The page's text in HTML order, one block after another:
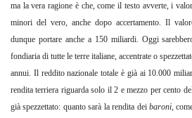
ma la vera ragione è che, come il testo avverte, i
minori del vero, anche dopo accertamento. Il
dunque portare anche a 150 miliardi. Oggi
fondiaria di tutte le terre italiane, accentrate o
annui. Il reddito nazionale totale è già ai 10.000
rendita terriera riguarda solo il 2 e mezzo per cento
già spezzettato: quanto sarà la rendita dei baroni,